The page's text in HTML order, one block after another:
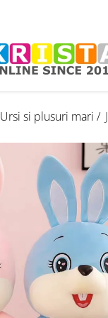
Ursi si plusuri mari /